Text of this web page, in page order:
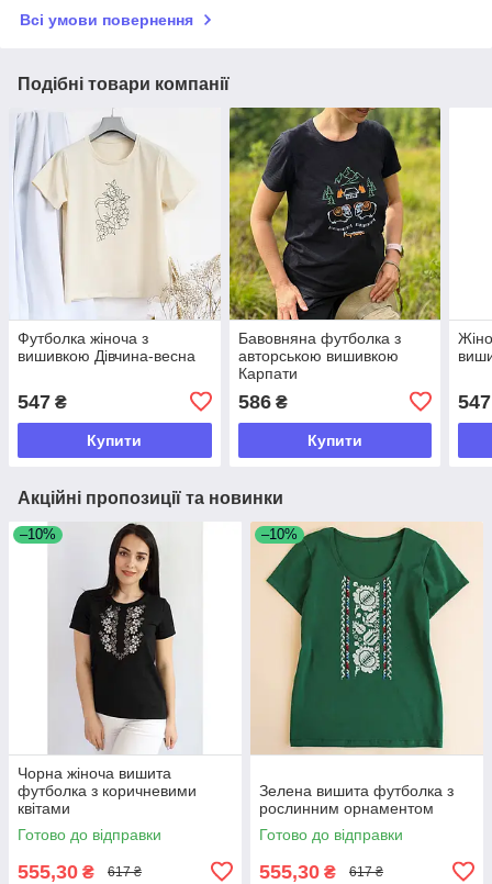
Всі умови повернення
Подібні товари компанії
Футболка жіноча з
вишивкою Дівчина-весна
547 ₴
Купити
Бавовняна футболка з
авторською вишивкою
Карпати
586₴
Купити
547
Акційні пропозиції та новинки
–10%
Чорна жіноча вишита
футболка з коричневими
квітами
Готово до відправки
555,30 ₴ 617 ₴
–10%
Зелена вишита футболка з
рослинним орнаментом
Готово до відправки
555,30 ₴ 617 ₴